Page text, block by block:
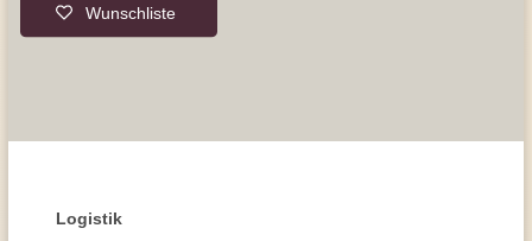
Wunschliste
Logistik